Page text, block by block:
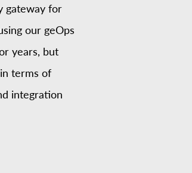
gateway for
our geOps
years, but
terms of
integration